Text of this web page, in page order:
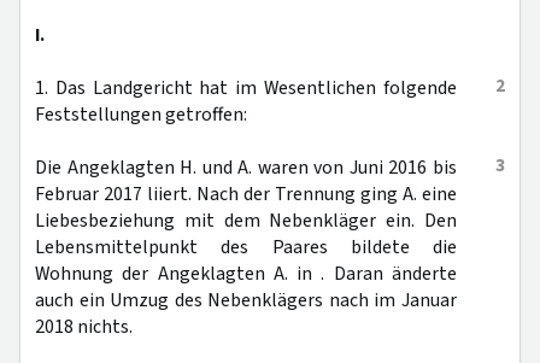
I.
2
1. Das Landgericht hat im Wesentlichen folgende
Feststellungen getroffen:
3
Die Angeklagten H. und A. waren von Juni 2016 bis
Februar 2017 liiert. Nach der Trennung ging A. eine
Liebesbeziehung mit dem Nebenkläger ein. Den
Lebensmittelpunkt des Paares bildete die
Wohnung der Angeklagten A. in . Daran änderte
auch ein Umzug des Nebenklägers nach im Januar
2018 nichts.